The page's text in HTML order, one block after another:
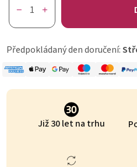
Předpokládaný den doručení:
Již 30 let na trhu